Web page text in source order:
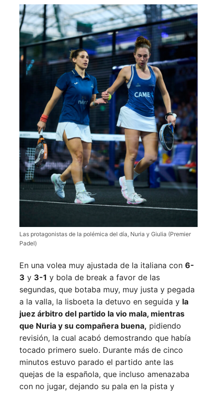
Las protagonistas de la polémica del día, Nuria y Giulia (Premier
Padel)
En una volea muy ajustada de la italiana con 6-
3 y 3-1 y bola de break a favor de las
segundas, que botaba muy, muy justa y pegada
a la valla, la lisboeta la detuvo en seguida y la
juez árbitro del partido la vio mala, mientras
que Nuria y su compañera buena, pidiendo
revisión, la cual acabó demostrando que había
tocado primero suelo. Durante más de cinco
minutos estuvo parado el partido ante las
quejas de la española, que incluso amenazaba
con no jugar, dejando su pala en la pista y